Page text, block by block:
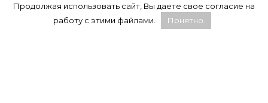
Сайт содержит внешние ссылки для удобства
пользователей и предоставления дополнительной
информации, однако их содержание находится вне
Продолжая использовать сайт, Вы даете свое согласие на
работу с этими файлами.
Понятно.